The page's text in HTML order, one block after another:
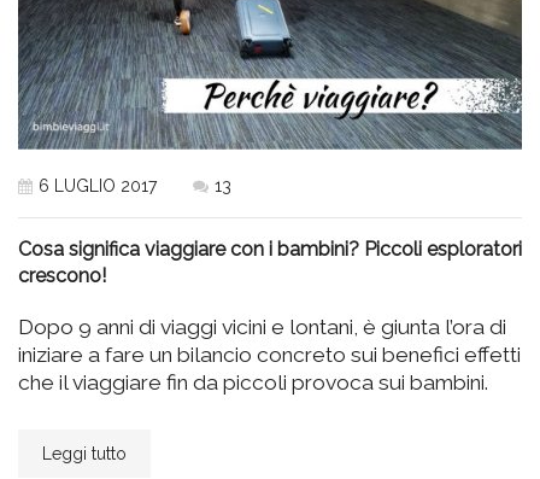
6 LUGLIO 2017 13
Cosa significa viaggiare con i bambini? Piccoli esploratori
crescono!
Dopo 9 anni di viaggi vicini e lontani, è giunta l’ora di
iniziare a fare un bilancio concreto sui benefici effetti
che il viaggiare fin da piccoli provoca sui bambini.
Leggi tutto